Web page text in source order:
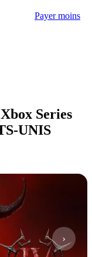
Payer moins
Series
UNIS